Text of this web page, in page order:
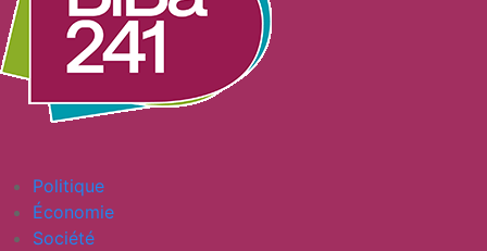
Politique
Économie
Société